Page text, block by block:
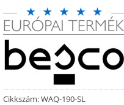
Cikkszám:WAQ-190-SL